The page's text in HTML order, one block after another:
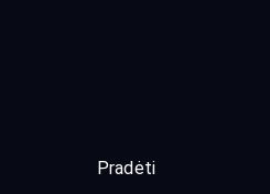
Pradėti